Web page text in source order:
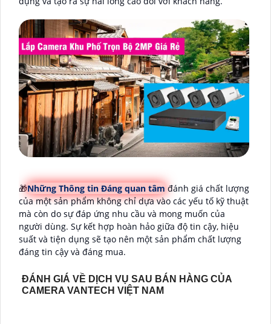
🎁Những Thông tin Đáng quan tâm đánh giá chất lượng
của một sản phẩm không chỉ dựa vào các yếu tố kỹ thuật
mà còn do sự đáp ứng nhu cầu và mong muốn của
người dùng. Sự kết hợp hoàn hảo giữa độ tin cậy, hiệu
suất và tiện dụng sẽ tạo nên một sản phẩm chất lượng
đáng tin cậy và đáng mua.
ĐÁNH GIÁ VỀ DỊCH VỤ SAU BÁN HÀNG CỦA
CAMERA VANTECH VIỆT NAM